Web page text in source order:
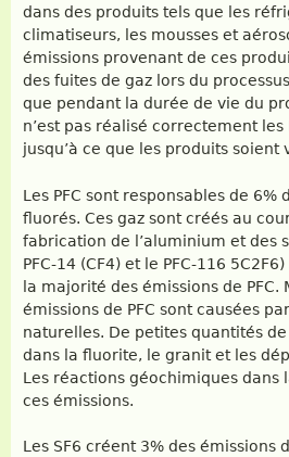
dans des produits tels que les
climatiseurs, les mousses et
émissions provenant de ces
des fuites de gaz lors du
que pendant la durée de vie du
n’est pas réalisé correctement
jusqu’à ce que les produits soient
Les PFC sont responsables de 6%
fluorés. Ces gaz sont créés au
fabrication de l’aluminium et des
PFC-14 (CF4) et le PFC-116
la majorité des émissions de PFC.
émissions de PFC sont causées
naturelles. De petites quantités
dans la fluorite, le granit et les
Les réactions géochimiques dans
ces émissions.
Les SF6 créent 3% des émissions